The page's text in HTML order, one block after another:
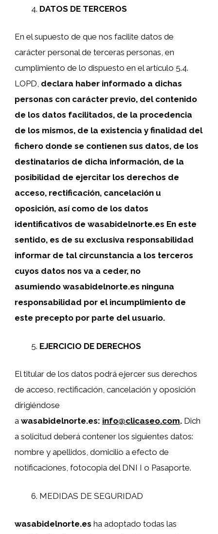
DATOS DE TERCEROS
En el supuesto de que nos facilite datos de
carácter personal de terceras personas, en
cumplimiento de lo dispuesto en el artículo 5.4.
LOPD, declara haber informado a dichas
personas con carácter previo, del contenido
de los datos facilitados, de la procedencia
de los mismos, de la existencia y finalidad del
fichero donde se contienen sus datos, de los
destinatarios de dicha información, de la
posibilidad de ejercitar los derechos de
acceso, rectificación, cancelación u
oposición, así como de los datos
identificativos de wasabidelnorte.es En este
sentido, es de su exclusiva responsabilidad
informar de tal circunstancia a los terceros
cuyos datos nos va a ceder, no
asumiendo wasabidelnorte.es ninguna
responsabilidad por el incumplimiento de
este precepto por parte del usuario.
EJERCICIO DE DERECHOS
El titular de los datos podrá ejercer sus derechos
de acceso, rectificación, cancelación y oposición
dirigiéndose
a wasabidelnorte.es: info@clicaseo.com. Dich
a solicitud deberá contener los siguientes datos:
nombre y apellidos, domicilio a efecto de
notificaciones, fotocopia del DNI I o Pasaporte.
MEDIDAS DE SEGURIDAD
wasabidelnorte.es ha adoptado todas las